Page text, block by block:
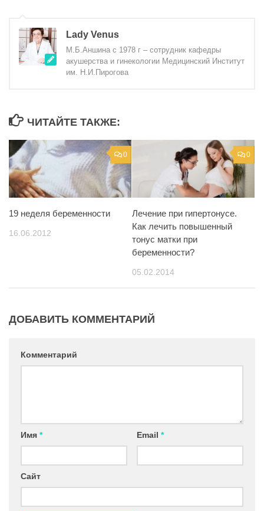
Lady Venus
М.Б.Аншина с 1978 г – сотрудник кафедры
акушерства и гинекологии Медицинский Институт
им. Н.И.Пирогова
ЧИТАЙТЕ ТАКЖЕ:
0
19 неделя беременности
16.06.2012
0
Лечение при гипертонусе.
Как лечить повышенный
тонус матки при
беременности?
05.02.2014
ДОБАВИТЬ КОММЕНТАРИЙ
Комментарий
Имя * Email *
Сайт